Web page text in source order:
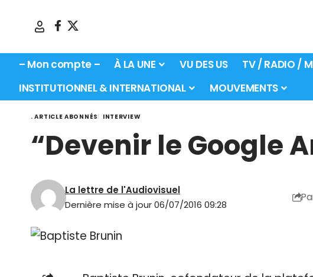
– Mon compte – À LA UNE VU DES US TV / RADIO /
INSTITUTIONNEL & INTERNATIONAL
MOUVEMENTS
. ARTICLE ABONNÉS INTERVIEW
“Devenir le Google
Dernière mise à jour 06/07/2016 09:28
La lettre de l'Audiovisuel